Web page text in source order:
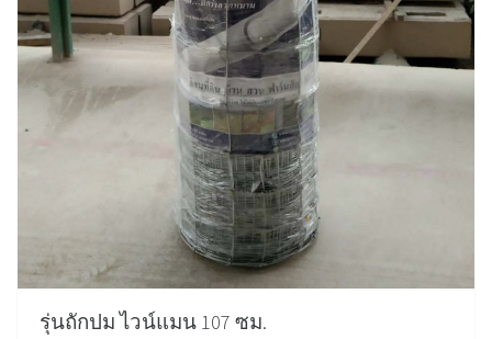
รุ่นถักปม ไวน์แมน 107 ซม.